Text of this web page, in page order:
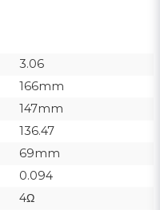
3.06
166mm
147mm
136.47
69mm
0.094
4Ω